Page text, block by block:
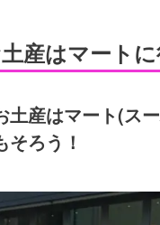
産はマートに
土産はマート(ス
そろう！